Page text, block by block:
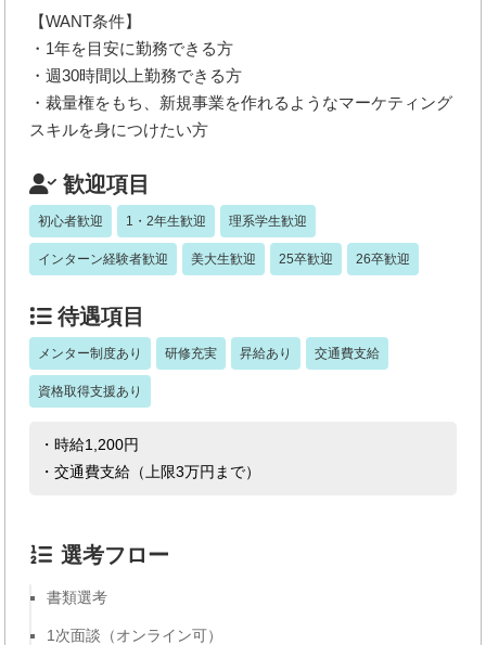
【WANT条件】
・1年を目安に勤務できる方
・週30時間以上勤務できる方
・裁量権をもち、新規事業を作れるようなマーケティング
スキルを身につけたい方
歓迎項目
初心者歓迎 1・2年生歓迎 理系学生歓迎
インターン経験者歓迎 美大生歓迎 25卒歓迎 26卒歓迎
待遇項目
メンター制度あり 研修充実 昇給あり 交通費支給
資格取得支援あり
・時給1,200円
・交通費支給（上限3万円まで）
選考フロー
書類選考
1次面談（オンライン可）